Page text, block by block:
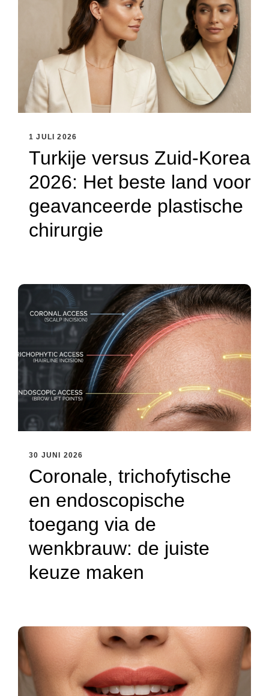
1 JULI 2026
Turkije versus Zuid-Korea
2026: Het beste land voor
geavanceerde plastische
chirurgie
30 JUNI 2026
Coronale, trichofytische
en endoscopische
toegang via de
wenkbrauw: de juiste
keuze maken